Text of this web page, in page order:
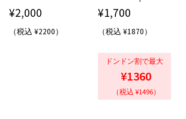
¥2,000
（税込 ¥2200）
¥1,700
（税込 ¥1870）
ドンドン割で最大
¥1360
（税込 ¥1496）